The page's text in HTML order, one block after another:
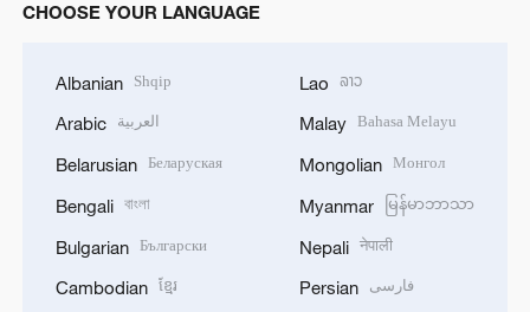
CHOOSE YOUR LANGUAGE
Albanian Shqip
Arabic العربية
Belarusian Беларуская
Bengali বাংলা
Bulgarian Български
Cambodian ខ្មែរ
Lao ລາວ
Malay Bahasa Melayu
Mongolian Монгол
Myanmar မြန်မာဘာသာ
Nepali नेपाली
Persian فارسی